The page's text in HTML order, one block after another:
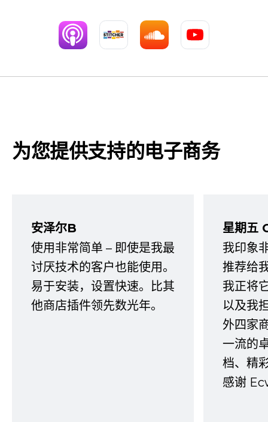
为您提供支持的电子商务
安泽尔B
使用非常简单 – 即使是我最
讨厌技术的客户也能使用。
易于安装，设置快速。比其
他商店插件领先数光年。
星期五
我印象
推荐给
我正将
以及我
外四家
一流的
档、精
感谢